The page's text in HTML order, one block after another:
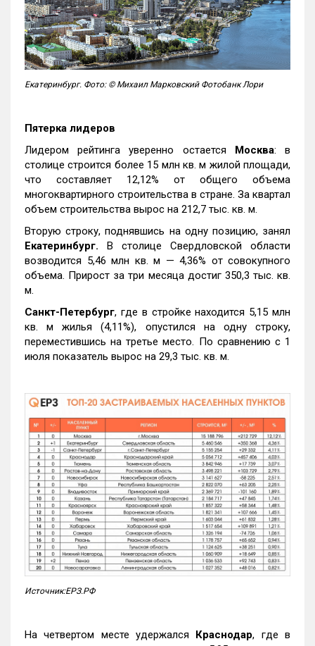
Екатеринбург. Фото: © Михаил Марковский Фотобанк Лори
Пятерка лидеров
Лидером рейтинга уверенно остается Москва: в
столице строится более 15 млн кв. м жилой площади,
что составляет 12,12% от общего объема
многоквартирного строительства в стране. За квартал
объем строительства вырос на 212,7 тыс. кв. м.
Вторую строку, поднявшись на одну позицию, занял
Екатеринбург. В столице Свердловской области
возводится 5,46 млн кв. м — 4,36% от совокупного
объема. Прирост за три месяца достиг 350,3 тыс. кв.
м.
Санкт-Петербург, где в стройке находится 5,15 млн
кв. м жилья (4,11%), опустился на одну строку,
переместившись на третье место. По сравнению с 1
июля показатель вырос на 29,3 тыс. кв. м.
Источник:ЕРЗ.РФ
На четвертом месте удержался Краснодар, где в